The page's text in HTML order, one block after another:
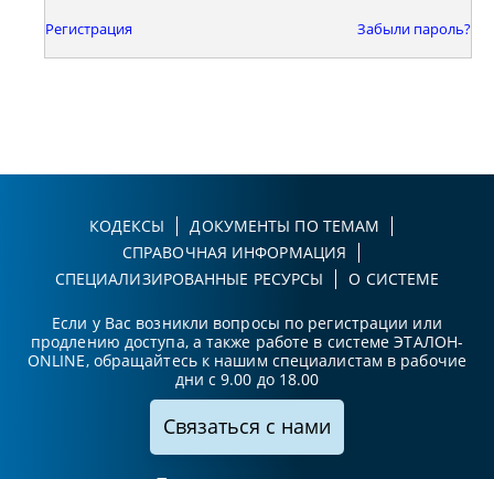
Регистрация Забыли пароль?
КОДЕКСЫ
ДОКУМЕНТЫ ПО ТЕМАМ
СПРАВОЧНАЯ ИНФОРМАЦИЯ
СПЕЦИАЛИЗИРОВАННЫЕ РЕСУРСЫ
О СИСТЕМЕ
Если у Вас возникли вопросы по регистрации или
продлению доступа, а также работе в системе ЭТАЛОН-
ONLINE, обращайтесь к нашим специалистам в рабочие
дни с 9.00 до 18.00
Связаться с нами